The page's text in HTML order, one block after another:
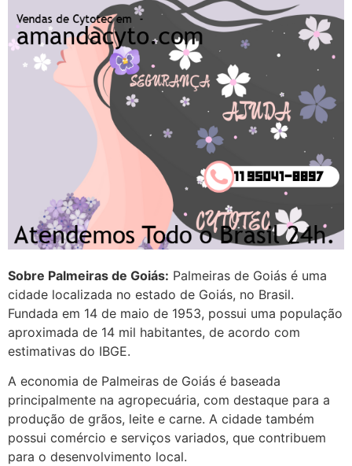
Sobre Palmeiras de Goiás: Palmeiras de Goiás é uma
cidade localizada no estado de Goiás, no Brasil.
Fundada em 14 de maio de 1953, possui uma população
aproximada de 14 mil habitantes, de acordo com
estimativas do IBGE.
A economia de Palmeiras de Goiás é baseada
principalmente na agropecuária, com destaque para a
produção de grãos, leite e carne. A cidade também
possui comércio e serviços variados, que contribuem
para o desenvolvimento local.
Entao q seja
22/05/2026 17:09:25
G (1199866**** em
http://www.proaborto.com)
Mulheres vocês sabem dizer
quem já tomou os remédio se
depois que para de menstruar
começa a sair um líquido
transparente, se é normal ?
22/05/2026 17:10:05
(879121**** em
http://www.proaborto.com)
Deve ser normal
22/05/2026 17:19:15
(879121**** em
http://www.proaborto.com)
Eu acho, não sei
22/05/2026 17:19:16